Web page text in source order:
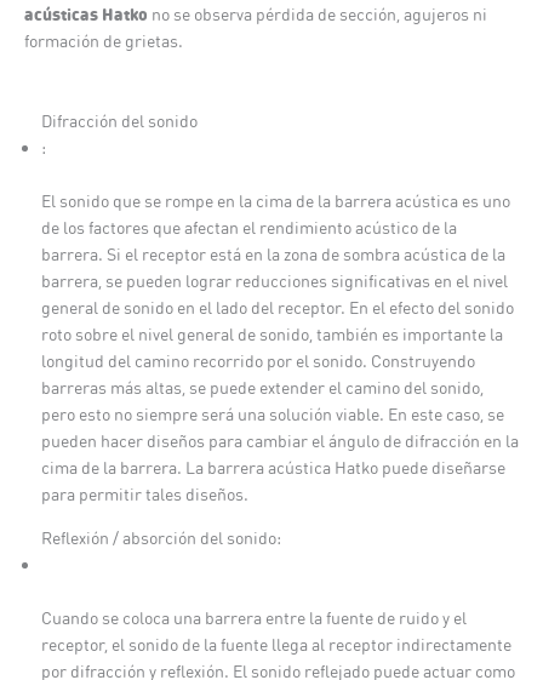
acústicas Hatko no se observa pérdida de sección, agujeros ni
formación de grietas.
Difracción del sonido
:
El sonido que se rompe en la cima de la barrera acústica es uno
de los factores que afectan el rendimiento acústico de la
barrera. Si el receptor está en la zona de sombra acústica de la
barrera, se pueden lograr reducciones significativas en el nivel
general de sonido en el lado del receptor. En el efecto del sonido
roto sobre el nivel general de sonido, también es importante la
longitud del camino recorrido por el sonido. Construyendo
barreras más altas, se puede extender el camino del sonido,
pero esto no siempre será una solución viable. En este caso, se
pueden hacer diseños para cambiar el ángulo de difracción en la
cima de la barrera. La barrera acústica Hatko puede diseñarse
para permitir tales diseños.
Reflexión / absorción del sonido:
Cuando se coloca una barrera entre la fuente de ruido y el
receptor, el sonido de la fuente llega al receptor indirectamente
por difracción y reflexión. El sonido reflejado puede actuar como